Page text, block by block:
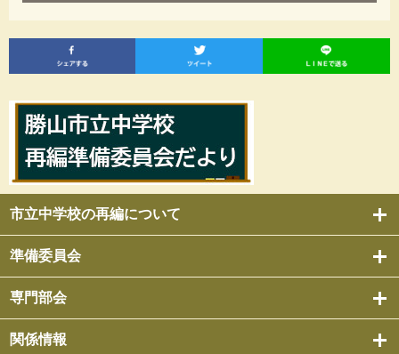
市立中学校の再編について
準備委員会
専門部会
関係情報